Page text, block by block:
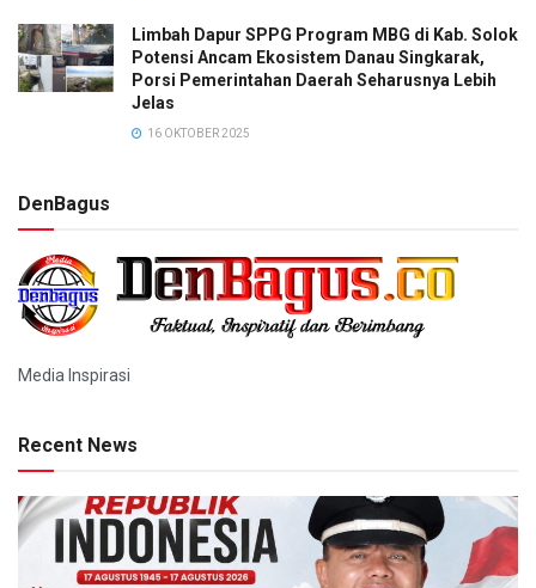
Limbah Dapur SPPG Program MBG di Kab. Solok
Potensi Ancam Ekosistem Danau Singkarak,
Porsi Pemerintahan Daerah Seharusnya Lebih
Jelas
16 OKTOBER 2025
DenBagus
Media Inspirasi
Recent News